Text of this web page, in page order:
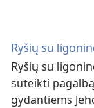
Ryšių su
Ryšių su
suteikti
gydantiems